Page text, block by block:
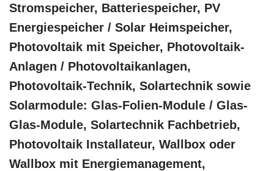
Stromspeicher, Batteriespeicher, PV
Energiespeicher / Solar Heimspeicher,
Photovoltaik mit Speicher, Photovoltaik-
Anlagen / Photovoltaikanlagen,
Photovoltaik-Technik, Solartechnik sowie
Solarmodule: Glas-Folien-Module / Glas-
Glas-Module, Solartechnik Fachbetrieb,
Photovoltaik Installateur, Wallbox oder
Wallbox mit Energiemanagement,